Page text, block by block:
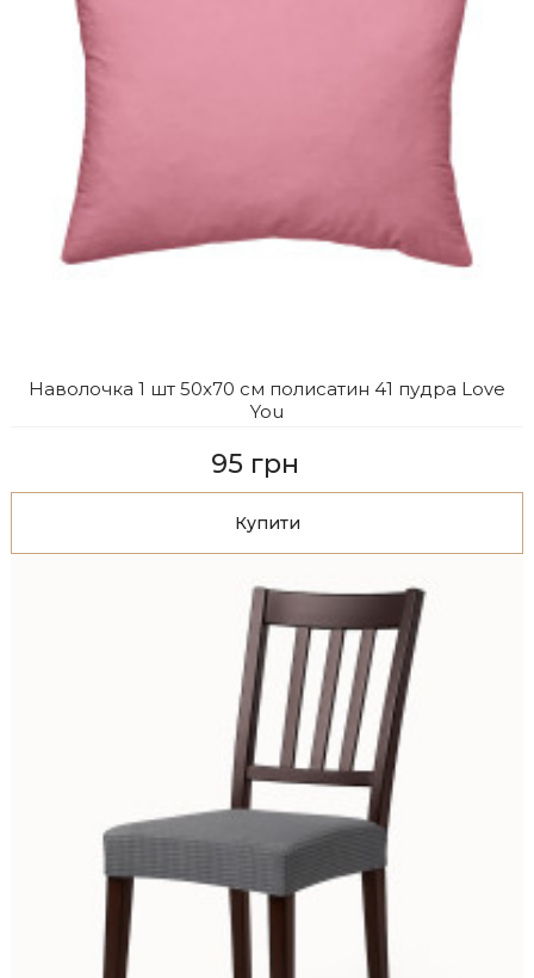
Наволочка 1 шт 50x70 см полисатин 41 пудра Love
You
95 грн
Купити